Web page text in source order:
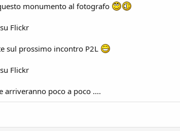
monumento al fotografo
Flickr
sul prossimo incontro P2L
Flickr
arriveranno poco a poco ....